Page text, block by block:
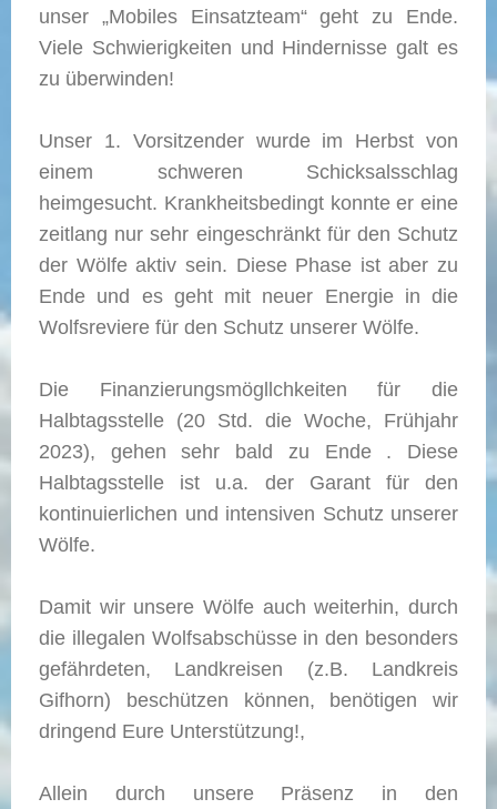
unser „Mobiles Einsatzteam“ geht zu Ende.
Viele Schwierigkeiten und Hindernisse galt es
zu überwinden!
Unser 1. Vorsitzender wurde im Herbst von
einem schweren Schicksalsschlag
heimgesucht. Krankheitsbedingt konnte er eine
zeitlang nur sehr eingeschränkt für den Schutz
der Wölfe aktiv sein. Diese Phase ist aber zu
Ende und es geht mit neuer Energie in die
Wolfsreviere für den Schutz unserer Wölfe.
Die Finanzierungsmögllchkeiten für die
Halbtagsstelle (20 Std. die Woche, Frühjahr
2023), gehen sehr bald zu Ende . Diese
Halbtagsstelle ist u.a. der Garant für den
kontinuierlichen und intensiven Schutz unserer
Wölfe.
Damit wir unsere Wölfe auch weiterhin, durch
die illegalen Wolfsabschüsse in den besonders
gefährdeten, Landkreisen (z.B. Landkreis
Gifhorn) beschützen können, benötigen wir
dringend Eure Unterstützung!,
Allein durch unsere Präsenz in den